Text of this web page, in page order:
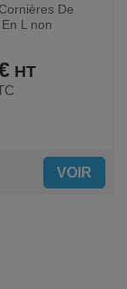
De
L non
VOIR